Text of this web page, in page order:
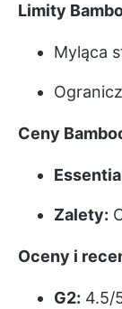
Limity
Myląca
Ceny
Zalety:
Oceny i
G2: 4.5/